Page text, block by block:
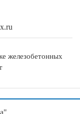
железобетонных